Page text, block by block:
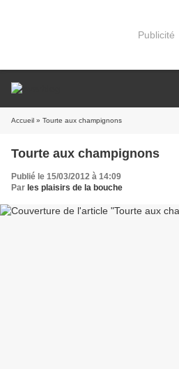
Publicité
Accueil » Tourte aux champignons
Tourte aux champignons
Publié le 15/03/2012 à 14:09
Par les plaisirs de la bouche